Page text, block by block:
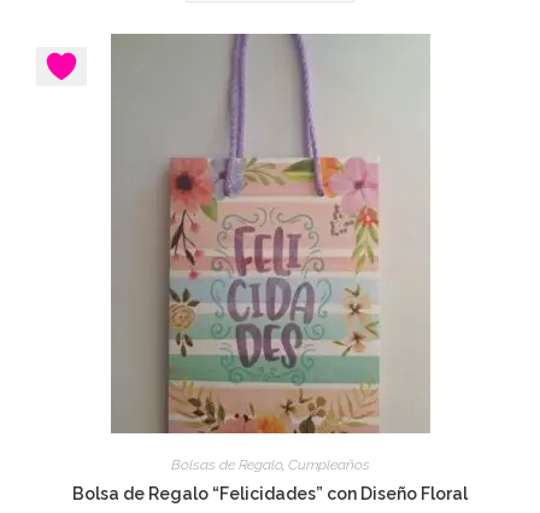
Bolsas de Regalo, Cumpleaños
Bolsa de Regalo “Felicidades” con Diseño Floral